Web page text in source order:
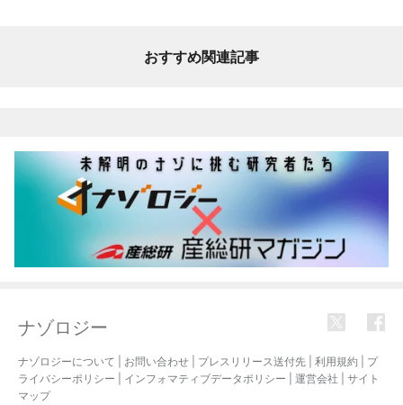
おすすめ関連記事
ナゾロジー
ナゾロジーについて お問い合わせ プレスリリース送付先 利用規約
プ
ライバシーポリシー
インフォマティブデータポリシー 運営会社
サイト
マップ